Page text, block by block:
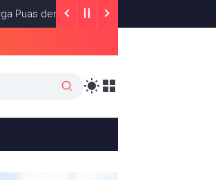
Satu Tahun Kinerja Bupati Lombok Timur